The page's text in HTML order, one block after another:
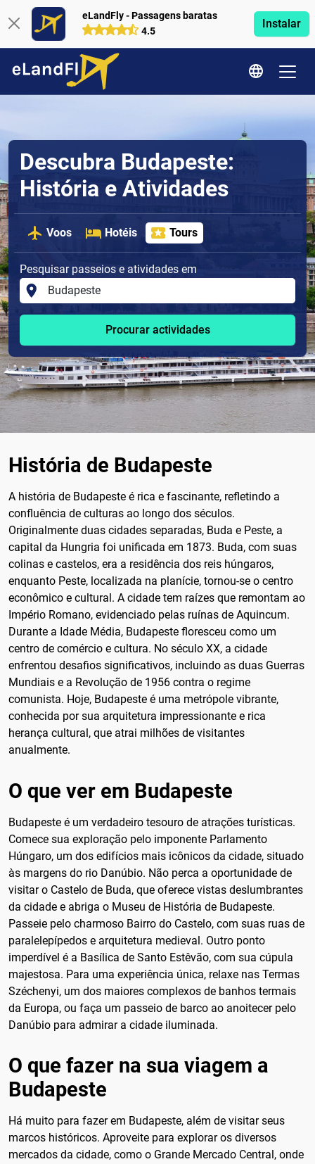
eLandFly - Passagens baratas
4.5
Instalar
Descubra Budapeste:
História e Atividades
Voos Hotéis Tours
Pesquisar passeios e atividades em
Procurar actividades
História de Budapeste
A história de Budapeste é rica e fascinante, refletindo a
confluência de culturas ao longo dos séculos.
Originalmente duas cidades separadas, Buda e Peste, a
capital da Hungria foi unificada em 1873. Buda, com suas
colinas e castelos, era a residência dos reis húngaros,
enquanto Peste, localizada na planície, tornou-se o centro
econômico e cultural. A cidade tem raízes que remontam ao
Império Romano, evidenciado pelas ruínas de Aquincum.
Durante a Idade Média, Budapeste floresceu como um
centro de comércio e cultura. No século XX, a cidade
enfrentou desafios significativos, incluindo as duas Guerras
Mundiais e a Revolução de 1956 contra o regime
comunista. Hoje, Budapeste é uma metrópole vibrante,
conhecida por sua arquitetura impressionante e rica
herança cultural, que atrai milhões de visitantes
anualmente.
O que ver em Budapeste
Budapeste é um verdadeiro tesouro de atrações turísticas.
Comece sua exploração pelo imponente Parlamento
Húngaro, um dos edifícios mais icônicos da cidade, situado
às margens do rio Danúbio. Não perca a oportunidade de
visitar o Castelo de Buda, que oferece vistas deslumbrantes
da cidade e abriga o Museu de História de Budapeste.
Passeie pelo charmoso Bairro do Castelo, com suas ruas de
paralelepípedos e arquitetura medieval. Outro ponto
imperdível é a Basílica de Santo Estêvão, com sua cúpula
majestosa. Para uma experiência única, relaxe nas Termas
Széchenyi, um dos maiores complexos de banhos termais
da Europa, ou faça um passeio de barco ao anoitecer pelo
Danúbio para admirar a cidade iluminada.
O que fazer na sua viagem a
Budapeste
Há muito para fazer em Budapeste, além de visitar seus
marcos históricos. Aproveite para explorar os diversos
mercados da cidade, como o Grande Mercado Central, onde